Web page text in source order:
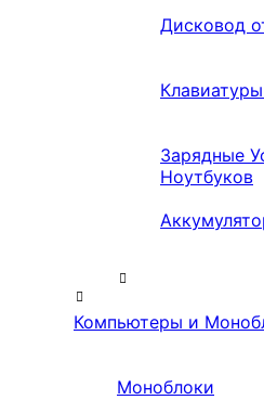
Дисковод
Зарядные
Ноутбуков
Компьютеры и
Моноблоки